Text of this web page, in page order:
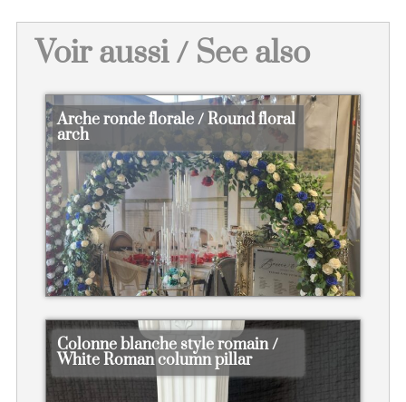
Voir aussi / See also
Arche ronde florale / Round floral
arch
Colonne blanche style romain /
White Roman column pillar